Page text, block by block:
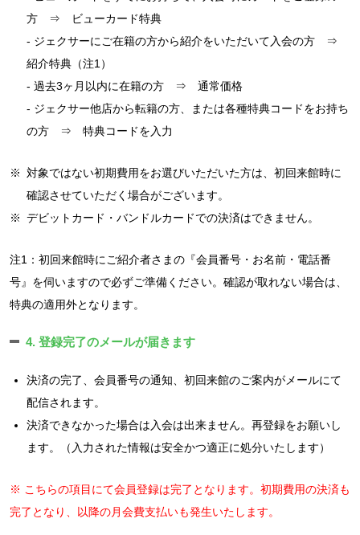
方 ⇒ ビューカード特典
- ジェクサーにご在籍の方から紹介をいただいて入会の方 ⇒
紹介特典（注1）
- 過去3ヶ月以内に在籍の方 ⇒ 通常価格
- ジェクサー他店から転籍の方、または各種特典コードをお持ち
の方 ⇒ 特典コードを入力
※ 対象ではない初期費用をお選びいただいた方は、初回来館時に
確認させていただく場合がございます。
※ デビットカード・バンドルカードでの決済はできません。
注1：初回来館時にご紹介者さまの『会員番号・お名前・電話番
号』を伺いますので必ずご準備ください。確認が取れない場合は、
特典の適用外となります。
4. 登録完了のメールが届きます
決済の完了、会員番号の通知、初回来館のご案内がメールにて
配信されます。
決済できなかった場合は入会は出来ません。再登録をお願いし
ます。（入力された情報は安全かつ適正に処分いたします）
※ こちらの項目にて会員登録は完了となります。初期費用の決済も
完了となり、以降の月会費支払いも発生いたします。